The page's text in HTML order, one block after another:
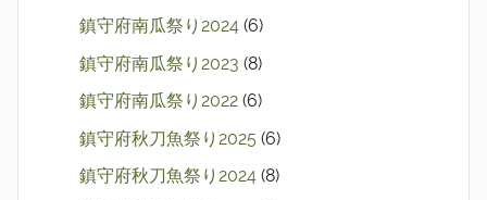
鎮守府南瓜祭り2024 (6)
鎮守府南瓜祭り2023 (8)
鎮守府南瓜祭り2022 (6)
鎮守府秋刀魚祭り2025 (6)
鎮守府秋刀魚祭り2024 (8)